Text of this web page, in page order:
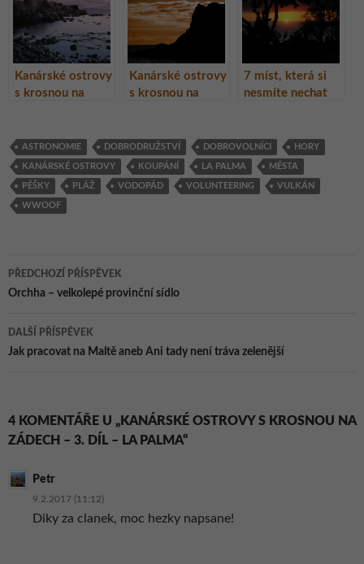
Kanárské ostrovy
s krosnou na
Kanárské ostrovy
s krosnou na
7 míst, která si
nesmíte nechat
na ostrově La
Palma na
Kanárských
ostrovech
ASTRONOMIE DOBRODRUŽSTVÍ DOBROVOLNÍCI HORY
KANÁRSKÉ OSTROVY KOUPÁNÍ LA PALMA MĚSTA
PĚŠKY PLÁŽ VODOPÁD VOLUNTEERING VULKÁN
WWOOF
Navigace
pro
příspěvky
PŘEDCHOZÍ PŘÍSPĚVEK
Orchha – velkolepé provinční sídlo
DALŠÍ PŘÍSPĚVEK
Jak pracovat na Maltě aneb Ani tady není tráva zelenější
4 KOMENTÁŘE U „KANÁRSKÉ OSTROVY S KROSNOU NA
ZÁDECH – 3. DÍL – LA PALMA“
Petr
9.2.2017 (11:12)
Diky za clanek, moc hezky napsane!